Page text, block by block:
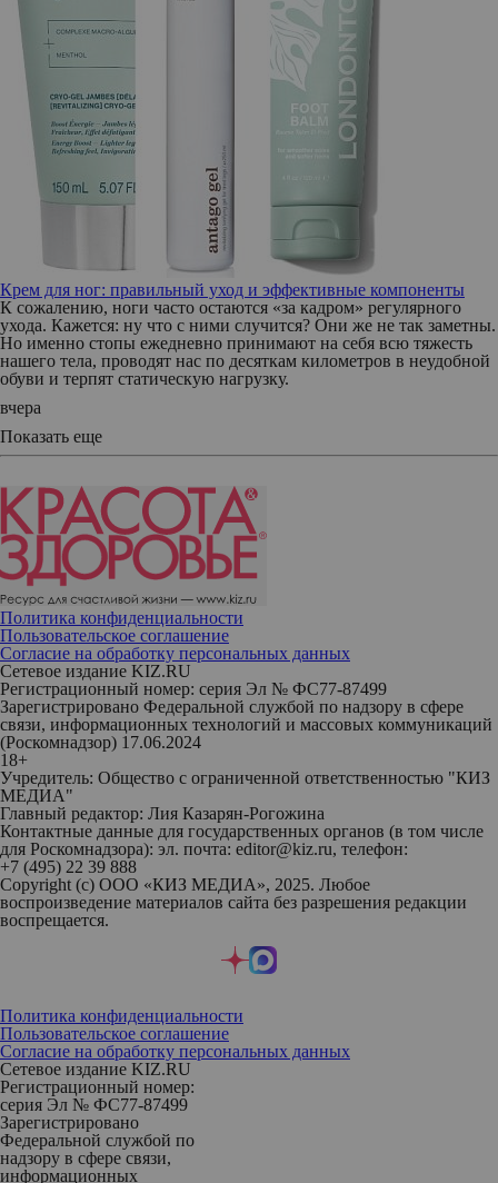
Крем для ног: правильный уход и эффективные компоненты
К сожалению, ноги часто остаются «за кадром» регулярного
ухода. Кажется: ну что с ними случится? Они же не так заметны.
Но именно стопы ежедневно принимают на себя всю тяжесть
нашего тела, проводят нас по десяткам километров в неудобной
обуви и терпят статическую нагрузку.
вчера
Показать еще
Политика конфиденциальности
Пользовательское соглашение
Согласие на обработку персональных данных
Сетевое издание KIZ.RU
Регистрационный номер: серия Эл № ФС77-87499
Зарегистрировано Федеральной службой по надзору в сфере
связи, информационных технологий и массовых коммуникаций
(Роскомнадзор) 17.06.2024
18+
Учредитель: Общество с ограниченной ответственностью "КИЗ
МЕДИА"
Главный редактор: Лия Казарян-Рогожина
Контактные данные для государственных органов (в том числе
для Роскомнадзора): эл. почта: editor@kiz.ru, телефон:
+7 (495) 22 39 888
Copyright (с) ООО «КИЗ МЕДИА», 2025. Любое
воспроизведение материалов сайта без разрешения редакции
воспрещается.
Политика конфиденциальности
Пользовательское соглашение
Согласие на обработку персональных данных
Сетевое издание KIZ.RU
Регистрационный номер:
серия Эл № ФС77-87499
Зарегистрировано
Федеральной службой по
надзору в сфере связи,
информационных